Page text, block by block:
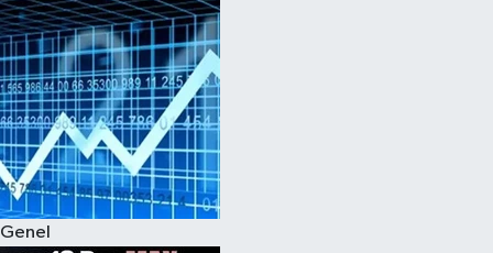
Genel
SAMSUNSPOR
EKONOMİ
YAŞAM